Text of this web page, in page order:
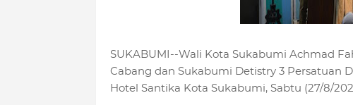
SUKABUMI--Wali Kota Sukabumi Achmad
Cabang dan Sukabumi Detistry 3 Persatuan
Hotel Santika Kota Sukabumi, Sabtu (27/8/